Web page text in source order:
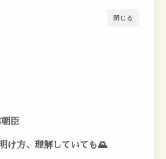
閉じる
臣
け方、理解していても🌄